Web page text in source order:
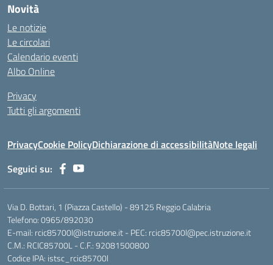
Novità
Le notizie
Le circolari
Calendario eventi
Albo Online
Privacy
Tutti gli argomenti
PrivacyCookie PolicyDichiarazione di accessibilitàNote legali
Seguici su:
Via D. Bottari, 1 (Piazza Castello) - 89125 Reggio Calabria
Telefono: 0965/892030
E-mail: rcic85700l@istruzione.it - PEC: rcic85700l@pec.istruzione.it
C.M.: RCIC85700L - C.F.: 92081500800
Codice IPA: istsc_rcic85700l